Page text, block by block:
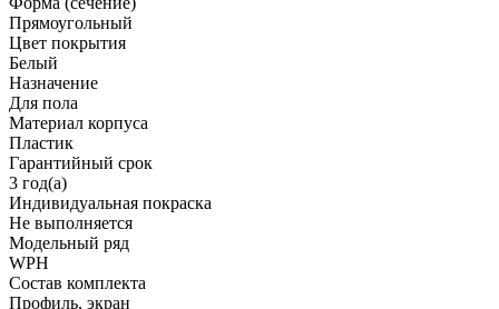
Прямоугольный
Цвет покрытия
Белый
Назначение
Для пола
Материал корпуса
Пластик
Гарантийный срок
3 год(а)
Индивидуальная покраска
Не выполняется
Модельный ряд
WPH
Состав комплекта
Профиль, экран